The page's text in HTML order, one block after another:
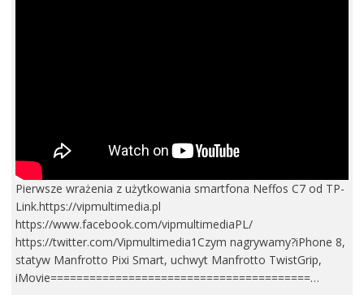
Pierwsze wrażenia z użytkowania smartfona Neffos C7 od TP-
Link.https://vipmultimedia.pl
https://www.facebook.com/vipmultimediaPL/
https://twitter.com/Vipmultimedia1Czym nagrywamy?iPhone 8,
statyw Manfrotto Pixi Smart, uchwyt Manfrotto TwistGrip,
iMovie========================================…